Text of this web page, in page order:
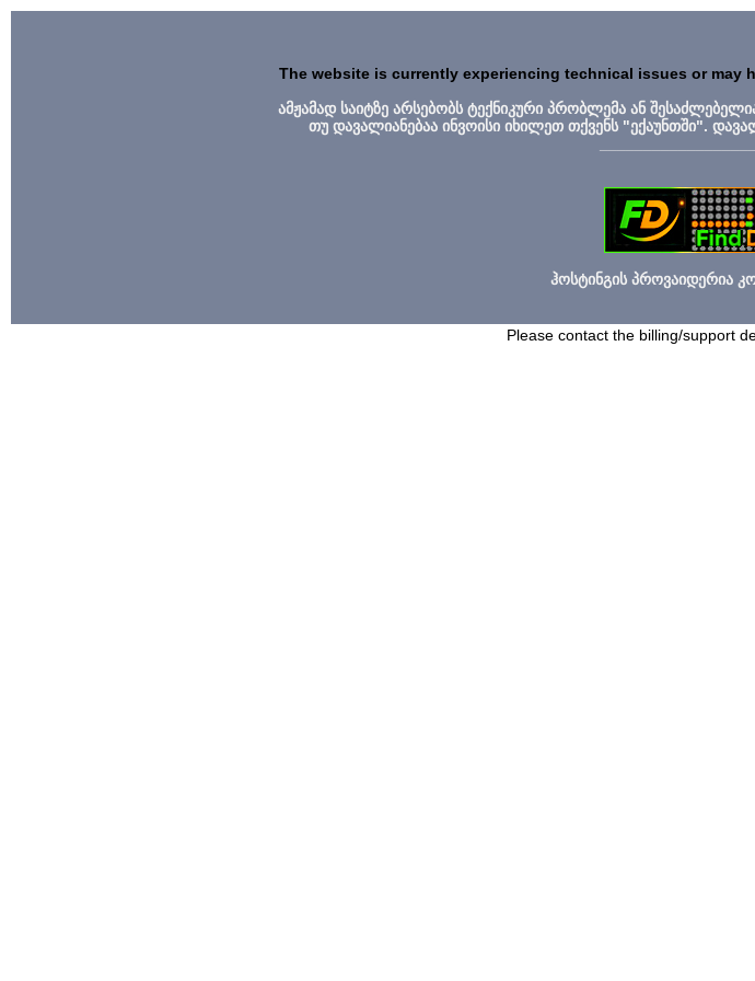
The website is currently experiencing technical issues or may
ამჟამად საიტზე არსებობს ტექნიკური პრობლემა ან
თუ დავალიანებაა ინვოისი იხილეთ თქვენს "ექაუნთში".
ჰოსტინგის პროვაიდერია
Please contact the billing/support